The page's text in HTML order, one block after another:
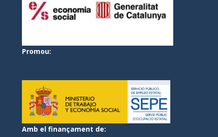
Promou:
Amb el finançament de: